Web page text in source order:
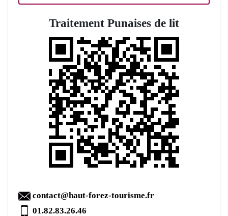
Traitement Punaises de lit
contact@haut-forez-tourisme.fr
01.82.83.26.46